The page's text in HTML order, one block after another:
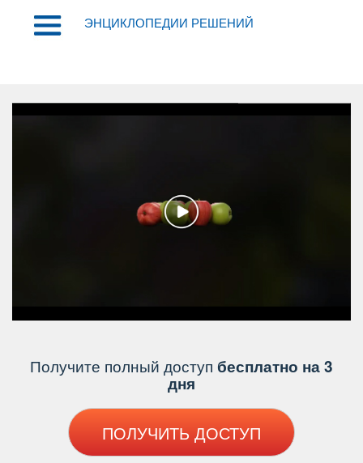
ЭНЦИКЛОПЕДИИ РЕШЕНИЙ
Получите полный доступ есплатно на 3
дня
ПОЛУЧИТЬ ДОСТУП